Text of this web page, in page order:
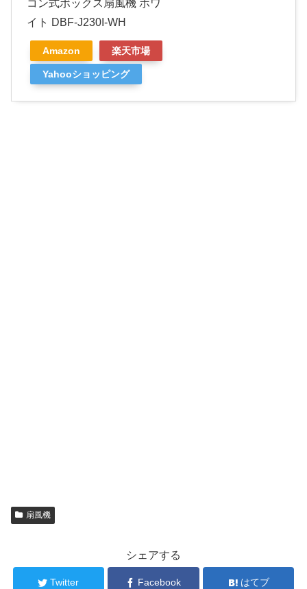
コン式ボックス扇風機 ホワ
イト DBF-J230I-WH
Amazon 楽天市場
Yahooショッピング
扇風機
シェアする
Twitter Facebook はてブ